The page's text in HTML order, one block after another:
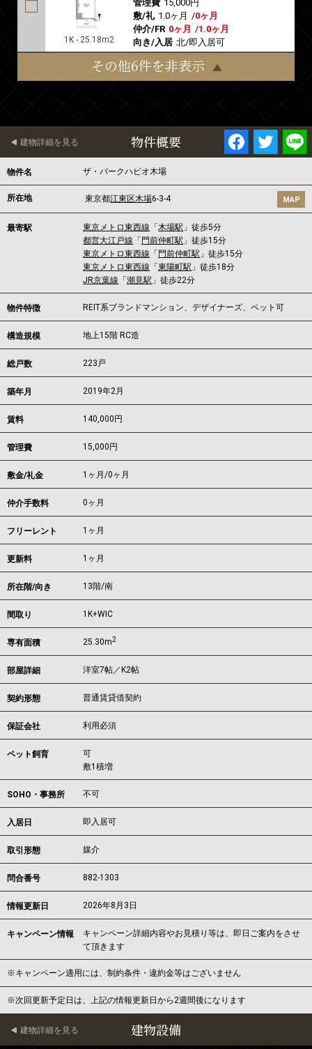
1K - 25.18m2
管理費 15,000円
敷/礼 1.0ヶ月 /0ヶ月
仲介/FR 0ヶ月 /1.0ヶ月
向き/入居 北/即入居可
その他6件を非表示
物件概要
建物詳細を見る
物件名 ザ・パークハビオ木場
所在地 東京都江東区木場6-3-4 MAP
最寄駅 東京メトロ東西線 「木場駅 」徒歩5分
都営大江戸線 「 門前仲町駅 」徒歩15分
東京メトロ東西線 「 門前仲町駅 」徒歩15分
東京メトロ東西線 「東陽町駅 」徒歩18分
JR京葉線 「潮見駅 」徒歩22分
物件特徴 REIT系ブランドマンション、デザイナーズ、ペット可
構造規模 地上15階 RC造
総戸数 223戸
築年月 2019年2月
賃料 140,000 円
管理費 15,000円
敷金/礼金 1ヶ月/0ヶ月
仲介手数料 0ヶ月
フリーレント 1ヶ月
更新料 1ヶ月
所在階/向き 13階/南
間取り 1K+WIC
専有面積 25.30m2
部屋詳細 洋室7帖／K2帖
契約形態 普通賃貸借契約
保証会社 利用必須
ペット飼育
可
敷1積増
SOHO・事務所 不可
入居日 即入居可
取引形態 媒介
問合番号 882-1303
情報更新日 2026年8月3日
キャンペーン情報
キャンペーン詳細内容やお見積り等は、即日ご案内をさせ
て頂きます
※キャンペーン適用には、制約条件・違約金等はございません
※次回更新予定日は、上記の情報更新日から2週間後になります
建物設備
建物詳細を見る